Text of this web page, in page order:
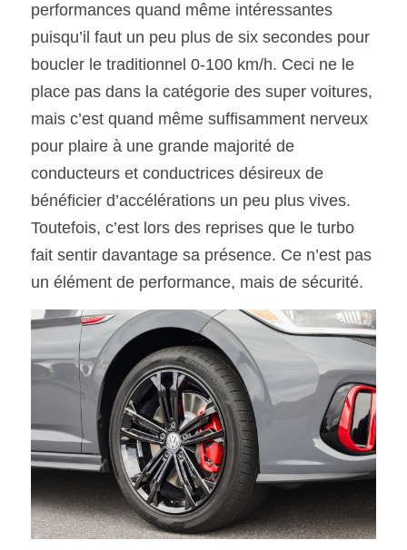
performances quand même intéressantes
puisqu’il faut un peu plus de six secondes pour
boucler le traditionnel 0-100 km/h. Ceci ne le
place pas dans la catégorie des super voitures,
mais c’est quand même suffisamment nerveux
pour plaire à une grande majorité de
conducteurs et conductrices désireux de
bénéficier d’accélérations un peu plus vives.
Toutefois, c’est lors des reprises que le turbo
fait sentir davantage sa présence. Ce n’est pas
un élément de performance, mais de sécurité.